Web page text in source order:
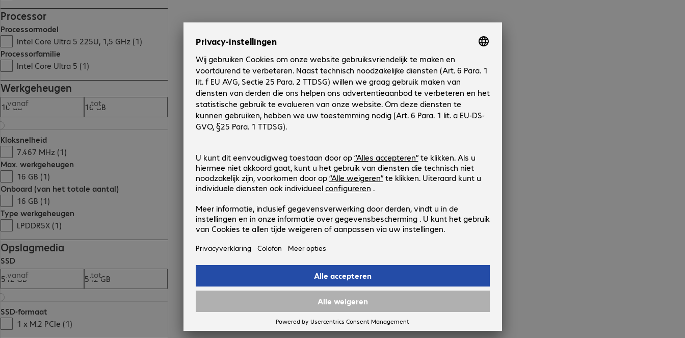
Processor
Processormodel
Intel Core Ultra 5 225U, 1,5 GHz (1)
Processorfamilie
Intel Core Ultra 5 (1)
Werkgeheugen
vanaf tot
Kloksnelheid
7.467 MHz (1)
Max. werkgeheugen
16 GB (1)
Onboard (van het totale aantal)
16 GB (1)
Type werkgeheugen
LPDDR5X (1)
Opslagmedia
SSD
vanaf
tot
SSD-formaat
1 x M.2 PCIe (1)